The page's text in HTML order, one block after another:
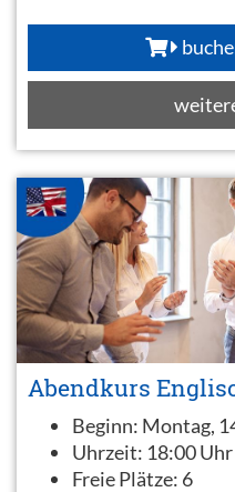
Abendkurs
Beginn: Montag,
Uhrzeit: 18:00
Freie Plätze: 6